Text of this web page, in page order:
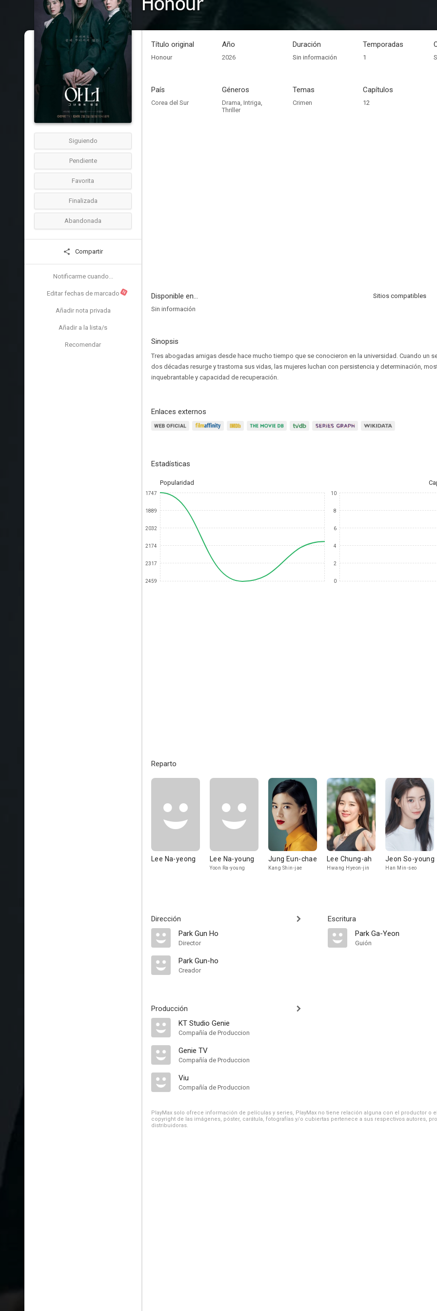
Siguiendo
Pendiente
Favorita
Finalizada
Abandonada
Compartir
Notificarme cuando...
Editar fechas de marcado N
Añadir nota privada
Añadir a la lista/s
Recomendar
Título original
Honour
Año
2026
Duración
Sin información
Temporadas
1
País
Corea del Sur
Géneros
Drama, Intriga,
Thriller
Temas
Crimen
Capítulos
12
Disponible en...
Sitios compatibles
Sin información
Sinopsis
Tres abogadas amigas desde hace mucho tiempo que se conocieron en la universidad. Cuando un
dos décadas resurge y trastorna sus vidas, las mujeres luchan con persistencia y determinación,
inquebrantable y capacidad de recuperación.
Enlaces externos
Estadísticas
Popularidad
1747
1889
2032
2174
2317
2459
10
8
6
4
2
0
Reparto
Lee Na-yeong Lee Na-young
Yoon Ra-young
Jung Eun-chae
Kang Shin-jae
Lee Chung-ah
Hwang Hyeon-jin
Jeon So-young
Han Min-seo
Dirección
Park Gun Ho
Director
Park Gun-ho
Creador
Producción
KT Studio Genie
Compañía de Produccion
Genie TV
Compañía de Produccion
Viu
Compañía de Produccion
Escritura
Park Ga-Yeon
Guión
PlayMax solo ofrece información de películas y series, PlayMax no tiene relación alguna con el productor o
copyright de las imágenes, póster, carátula, fotografías y/o cubiertas pertenece a sus respectivos autores,
distribuidoras.